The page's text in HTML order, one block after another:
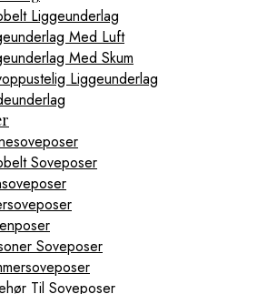
Liggeunderlag
Med Luft
Med Skum
Liggeunderlag
Soveposer
Soveposer
Til Soveposer